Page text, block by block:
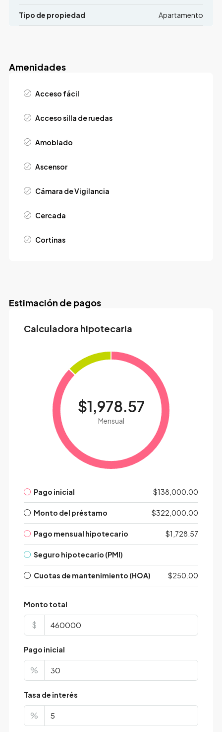
Tipo de propiedad Apartamento
Amenidades
Acceso fácil
Acceso silla de ruedas
Amoblado
Ascensor
Cámara de Vigilancia
Cercada
Cortinas
Estimación de pagos
Calculadora hipotecaria
$1,978.57
Mensual
Pago inicial $138,000.00
Monto del préstamo $322,000.00
Pago mensual hipotecario $1,728.57
Seguro hipotecario (PMI)
Cuotas de mantenimiento (HOA) $250.00
Monto total
$
Pago inicial
%
Tasa de interés
%